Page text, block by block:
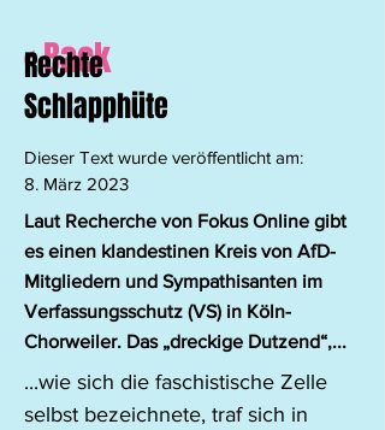
< Back
Rechte
Schlapphüte
Dieser Text wurde veröffentlicht am:
8. März 2023
Laut Recherche von Fokus Online gibt
es einen klandestinen Kreis von AfD-
Mitgliedern und Sympathisanten im
Verfassungsschutz (VS) in Köln-
Chorweiler. Das „dreckige Dutzend“,...
...wie sich die faschistische Zelle
selbst bezeichnete, traf sich in